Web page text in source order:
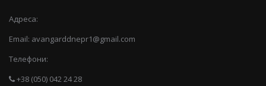
Адреса:
Email: avangarddnepr1@gmail.com
Телефони:
+38 (050) 042 24 28